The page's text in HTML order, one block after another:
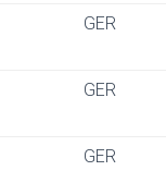
GER
GER
GER